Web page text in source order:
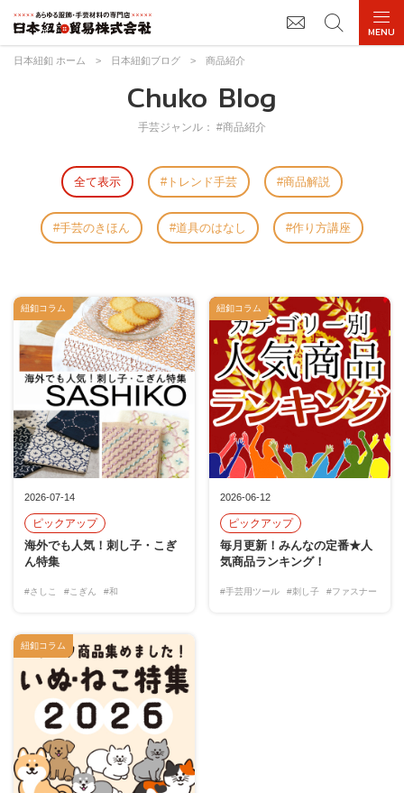
日本紐釦 ホーム > 日本紐釦ブログ > 商品紹介
Chuko Blog
手芸ジャンル： #商品紹介
全て表示 トレンド手芸 商品解説
手芸のきほん 道具のはなし 作り方講座
2026-07-14
ピックアップ
海外でも人気！刺し子・こぎ
ん特集
#さしこ #こぎん #和
紐釦コラム
2026-06-12
ピックアップ
毎月更新！みんなの定番★人
気商品ランキング！
#手芸用ツール #刺し子 #ファスナー
紐釦コラム
紐釦コラム